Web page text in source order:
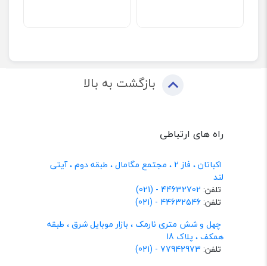
بازگشت به بالا
راه های ارتباطی
اکباتان ، فاز 2 ، مجتمع مگامال ، طبقه دوم ، آیتی
لند
تلفن: 44632702 - (021)
تلفن:44632546 - (021)
چهل و شش متری نارمک ، بازار موبایل شرق ، طبقه
همکف ، پلاک 18
تلفن: 77942973 - (021)